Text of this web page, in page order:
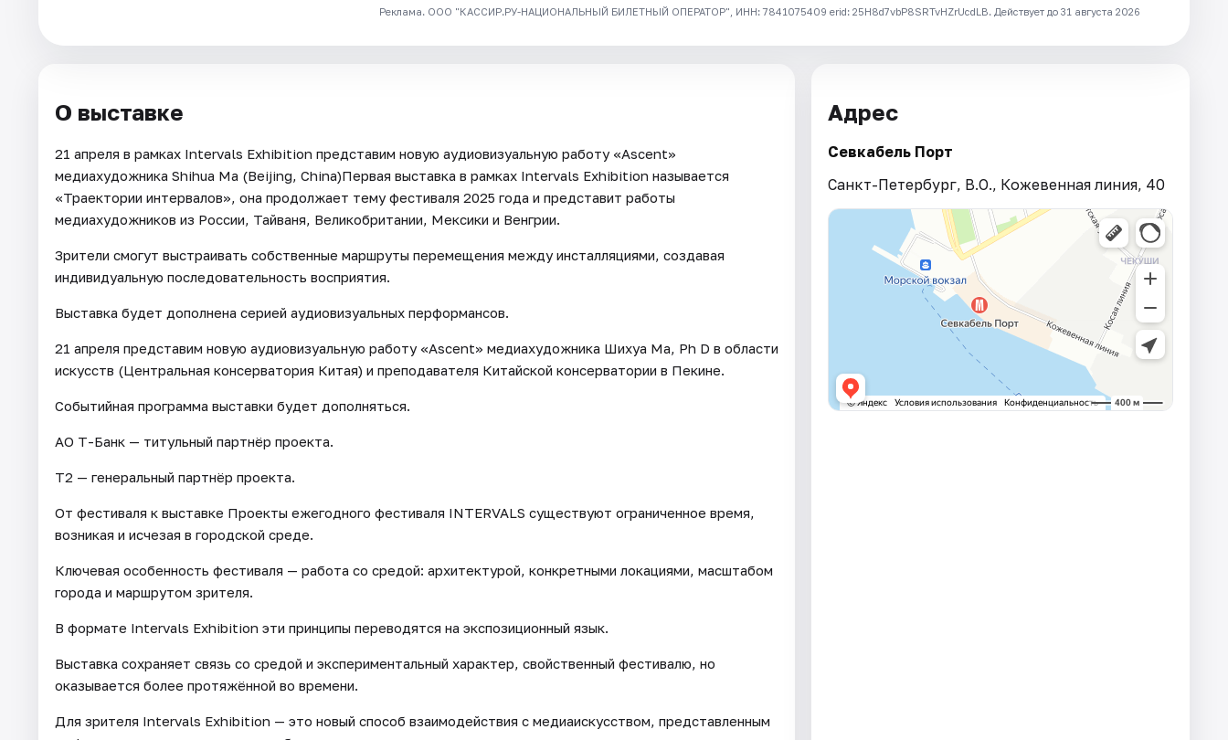
Реклама. ООО "КАССИР.РУ-НАЦИОНАЛЬНЫЙ БИЛЕТНЫЙ ОПЕРАТОР", ИНН: 7841075409 erid: 25H8d7vbP8SRTvHZrUcdLB. Действует до 31 августа 2026
О выставке
21 апреля в рамках Intervals Exhibition представим новую аудиовизуальную работу «Ascent»
медиахудожника Shihua Ma (Beijing, China)Первая выставка в рамках Intervals Exhibition называется
«Траектории интервалов», она продолжает тему фестиваля 2025 года и представит работы
медиахудожников из России, Тайваня, Великобритании, Мексики и Венгрии.
Зрители смогут выстраивать собственные маршруты перемещения между инсталляциями, создавая
индивидуальную последовательность восприятия.
Выставка будет дополнена серией аудиовизуальных перформансов.
21 апреля представим новую аудиовизуальную работу «Ascent» медиахудожника Шихуа Ма, Ph D в области
искусств (Центральная консерватория Китая) и преподавателя Китайской консерватории в Пекине.
Событийная программа выставки будет дополняться.
АО Т-Банк — титульный партнёр проекта.
T2 — генеральный партнёр проекта.
От фестиваля к выставке Проекты ежегодного фестиваля INTERVALS существуют ограниченное время,
возникая и исчезая в городской среде.
Ключевая особенность фестиваля — работа со средой: архитектурой, конкретными локациями, масштабом
города и маршрутом зрителя.
В формате Intervals Exhibition эти принципы переводятся на экспозиционный язык.
Выставка сохраняет связь со средой и экспериментальный характер, свойственный фестивалю, но
оказывается более протяжённой во времени.
Для зрителя Intervals Exhibition — это новый способ взаимодействия с медиаискусством, представленным
Адрес
Севкабель Порт
Санкт-Петербург, В.О., Кожевенная линия, 40